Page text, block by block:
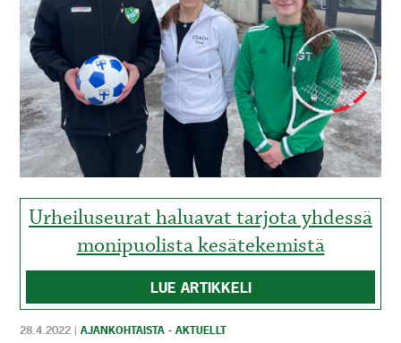
HISTORIA
HISTORIA
YLEINEN
ALLMÄN
MAINOSTAJILLE
FÖR
ANNONSÖRER
Urheiluseurat haluavat tarjota yhdessä
monipuolista kesätekemistä
LUE ARTIKKELI
28.4.2022 |AJANKOHTAISTA - AKTUELLT